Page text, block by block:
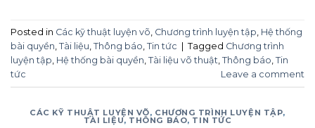
Posted in Các kỹ thuật luyện võ Chương trình luyện tập Hệ thống
bài quyền Tài liệu Thông báo Tin tức Tagged Chương trình
luyện tập Hệ thống bài quyền Tài liệu võ thuật Thông báo Tin
tức
Leave a comment
CÁC KỸ THUẬT LUYỆN VÕ, CHƯƠNG TRÌNH LUYỆN TẬP,
TÀI LIỆU, THÔNG BÁO, TIN TỨC